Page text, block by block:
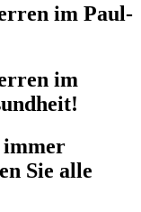
im Paul-
im
immer
Sie alle